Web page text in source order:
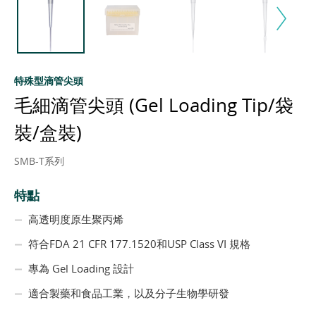
特殊型滴管尖頭
毛細滴管尖頭 (Gel Loading Tip/袋
裝/盒裝)
SMB-T系列
特點
高透明度原生聚丙烯
符合FDA 21 CFR 177.1520和USP Class VI 規格
專為 Gel Loading 設計
適合製藥和食品工業，以及分子生物學研發